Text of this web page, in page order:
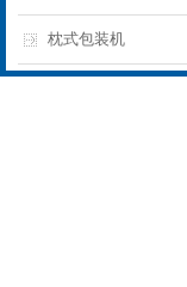
枕式包装机